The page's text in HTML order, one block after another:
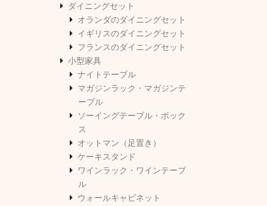
ダイニングセット
オランダのダイニングセット
イギリスのダイニングセット
フランスのダイニングセット
小型家具
ナイトテーブル
マガジンラック・マガジンテ
ーブル
ソーイングテーブル・ボック
ス
オットマン（足置き）
ケーキスタンド
ワインラック・ワインテーブ
ル
ウォールキャビネット